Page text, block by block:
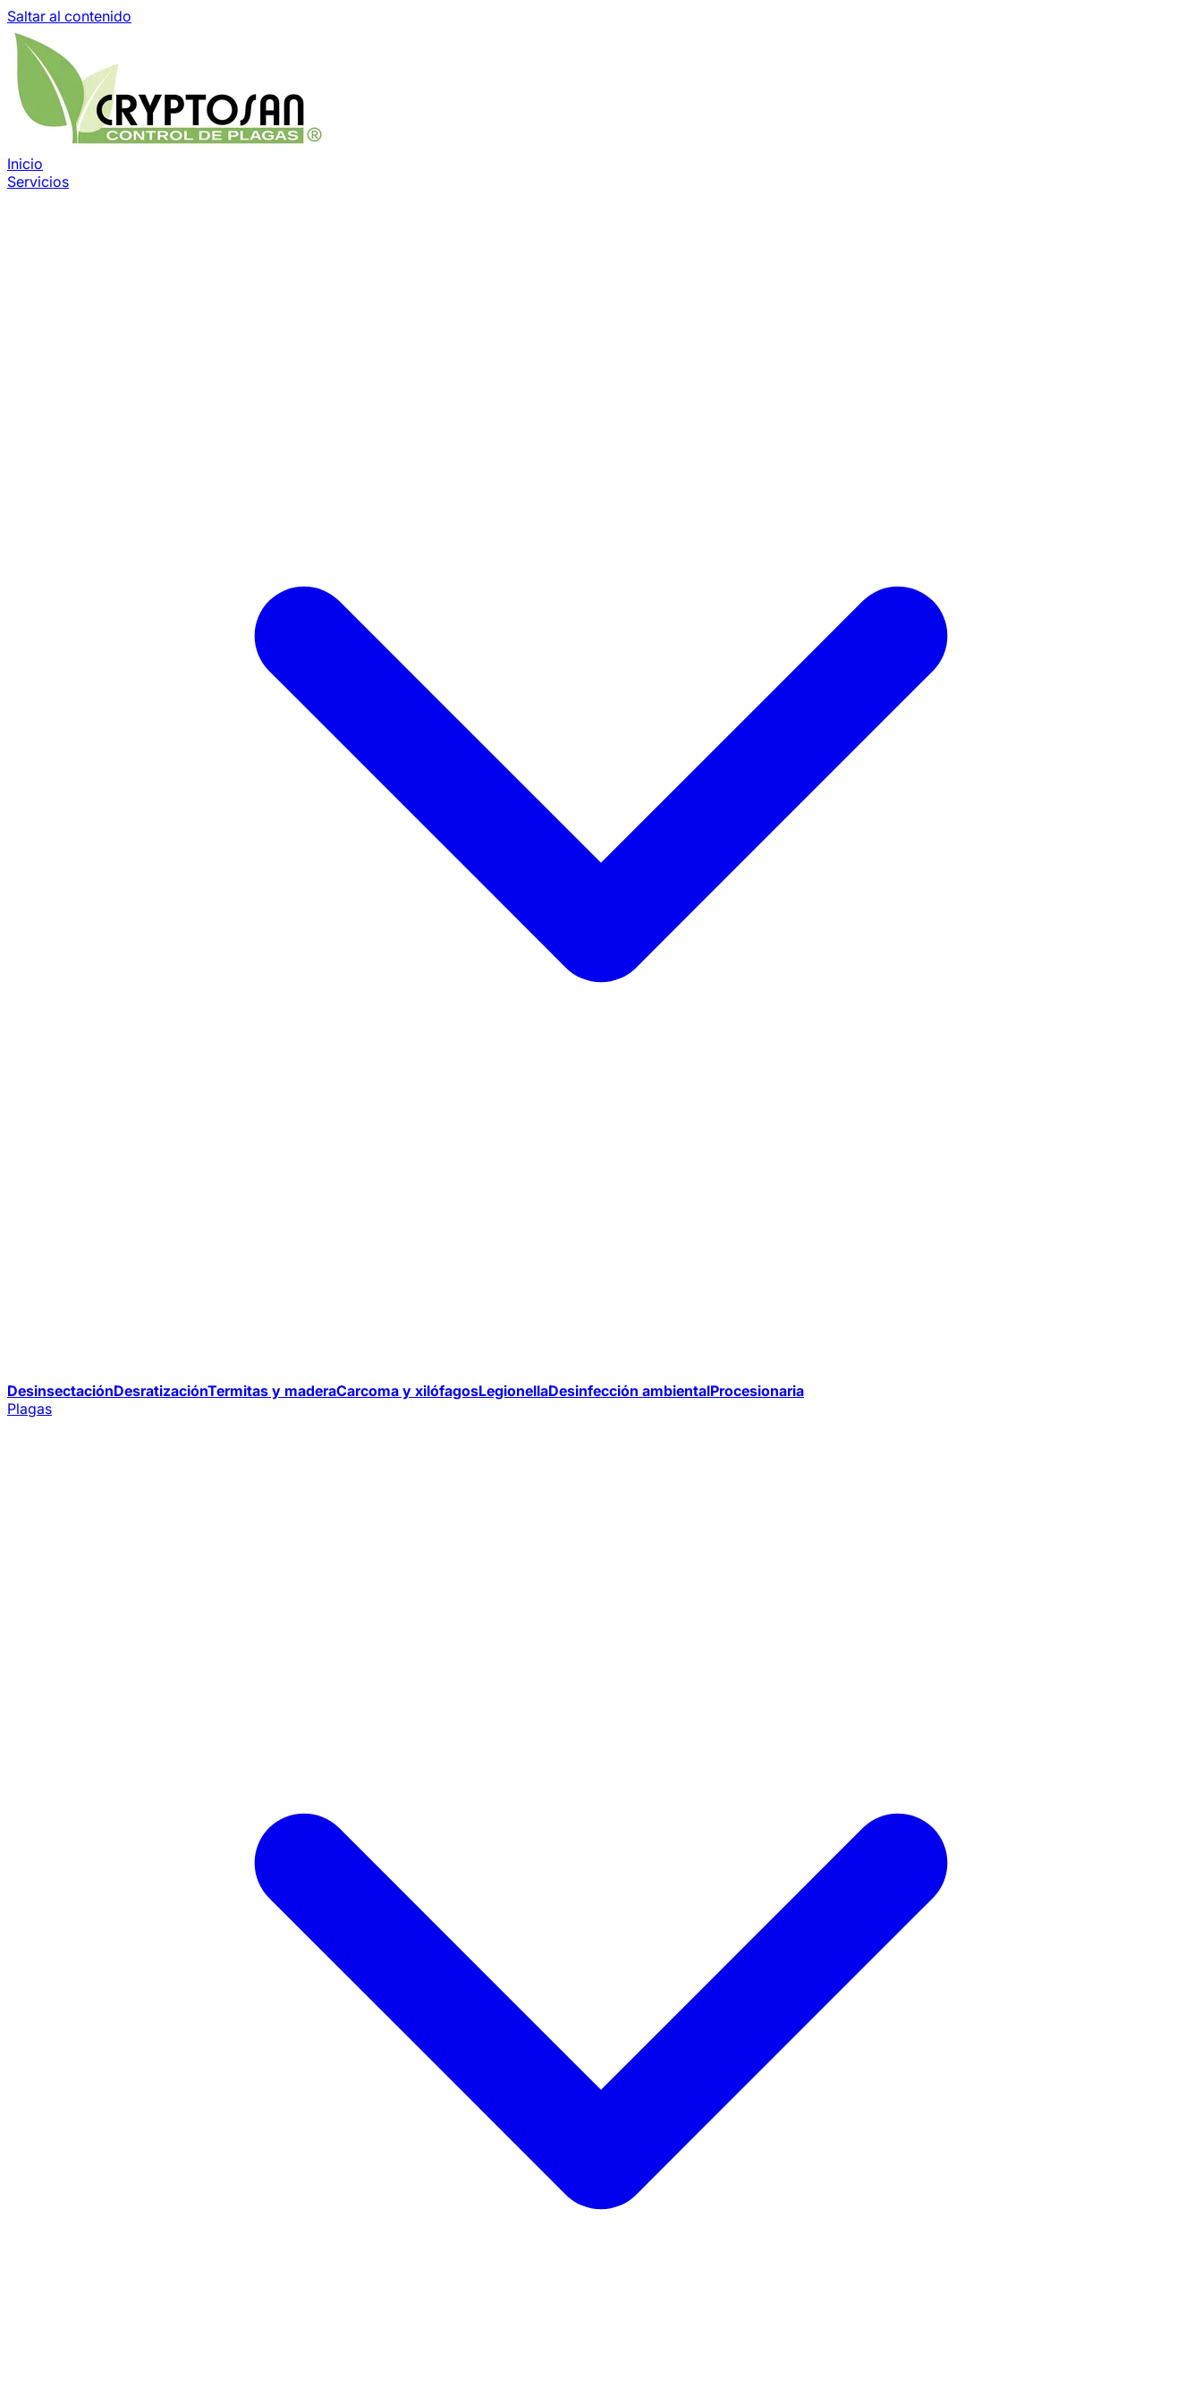
Saltar al contenido
Inicio
Servicios
DesinsectaciónDesratizaciónTermitas y maderaCarcoma y xilófagosLegionellaDesinfección ambientalProcesionaria
Plagas